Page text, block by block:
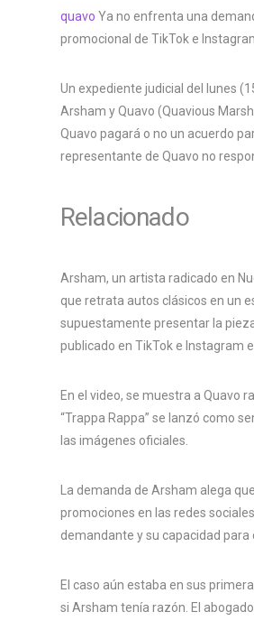
quavo Ya no enfrenta una
promocional de TikTok e
Un expediente judicial del lunes
Arsham y Quavo (Quavious
Quavo pagará o no un acuerdo
representante de Quavo no
Relacionado
Arsham, un artista radicado en
que retrata autos clásicos en un
supuestamente presentar la
publicado en TikTok e Instagram
En el video, se muestra a Quavo
“Trappa Rappa” se lanzó como
las imágenes oficiales.
La demanda de Arsham alega
promociones en las redes
demandante y su capacidad para
El caso aún estaba en sus
si Arsham tenía razón. El